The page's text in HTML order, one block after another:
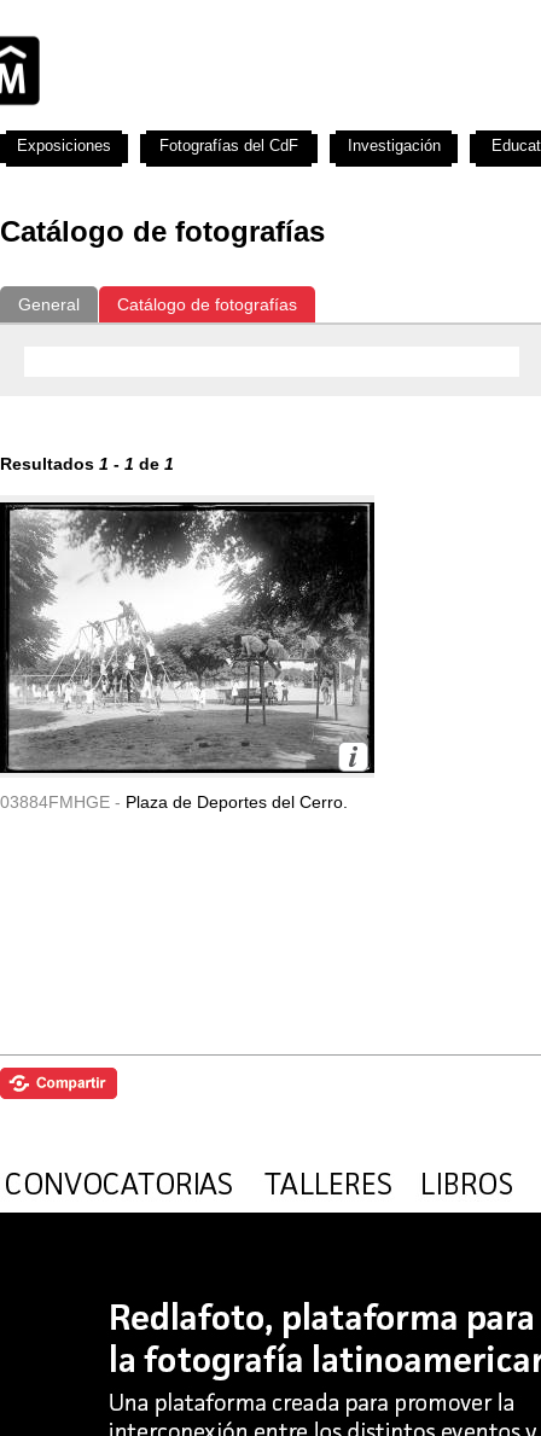
Catálogo de fotografías
General Catálogo de fotografías
Resultados 1 - 1 de 1
03884FMHGE - Plaza de Deportes del Cerro.
Exposiciones Fotografías del CdF Investigación